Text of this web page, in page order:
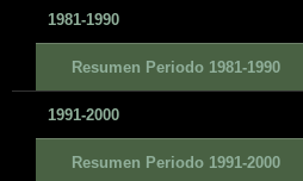
1981-1990
Resumen Periodo 1981-1990
1991-2000
Resumen Periodo 1991-2000